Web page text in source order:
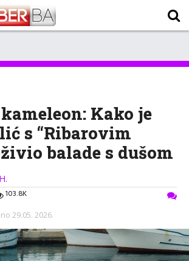
Kako je
s “Ribarovim
balade s dušom
103.8K
29.05. 2026.